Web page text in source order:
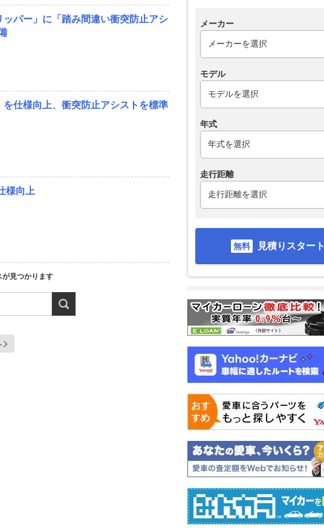
パー」に「踏み間違い衝突防止アシ
仕様向上、衝突防止アシストを標準
様向上
が見つかります
メーカー
モデル
年式
走行距離
見積りスタート